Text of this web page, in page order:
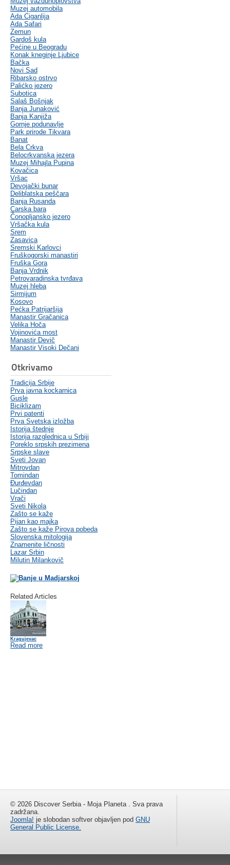
Muzej automobila
Ada Ciganlija
Ada Safari
Zemun
Gardoš kula
Pećine u Beogradu
Konak kneginje Ljubice
Bačka
Novi Sad
Ribarsko ostrvo
Palićko jezero
Subotica
Salaš Bošnjak
Banja Junaković
Banja Kanjiža
Gornje podunavlje
Park prirode Tikvara
Banat
Bela Crkva
Belocrkvanska jezera
Muzej Mihajla Pupina
Kovačica
Vršac
Devojački bunar
Deliblatska peščara
Banja Rusanda
Carska bara
Čonopljansko jezero
Vršačka kula
Srem
Zasavica
Sremski Karlovci
Fruškogorski manastiri
Fruška Gora
Banja Vrdnik
Petrovaradinska tvrđava
Muzej hleba
Sirmijum
Kosovo
Pećka Patrijaršija
Manastir Gračanica
Velika Hoča
Vojinovića most
Manastir Devič
Manastir Visoki Dečani
Otkrivamo
Tradicija Srbije
Prva javna kockarnica
Gusle
Biciklizam
Prvi patenti
Prva Svetska izložba
Istorija štednje
Istorija razglednica u Srbiji
Poreklo srpskih prezimena
Srpske slave
Sveti Jovan
Mitrovdan
Tomindan
Đurđevdan
Lučindan
Vrači
Sveti Nikola
Zašto se kaže
Pijan kao majka
Zašto se kaže Pirova pobeda
Slovenska mitologija
Znamenite ličnosti
Lazar Srbin
Milutin Milankovič
Related Articles
Kragujevac
Read more
© 2026 Discover Serbia - Moja Planeta . Sva prava
zadržana.
Joomla! je slobodan softver objavljen pod GNU
General Public License.